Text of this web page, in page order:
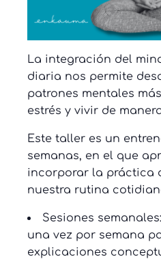
La integración del
diaria nos permite
patrones mentales
estrés y vivir de
Este taller es un
semanas, en el que
incorporar la práctica
nuestra rutina
Sesiones
una vez por semana
explicaciones